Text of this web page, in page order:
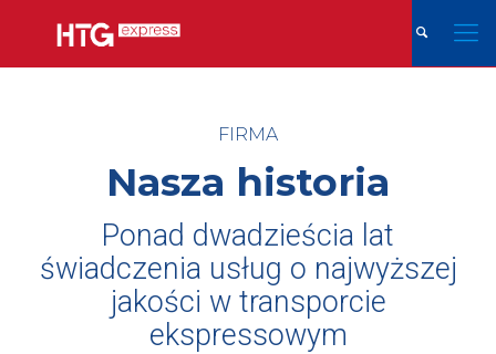
FIRMA
Nasza historia
Ponad dwadzieścia lat
świadczenia usług o najwyższej
jakości w transporcie
ekspressowym